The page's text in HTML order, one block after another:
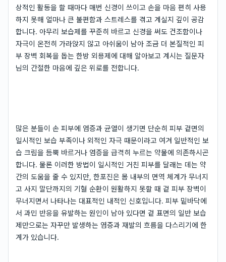
상적인 활동을 할 때마다 매번 신경이 쓰이고 손을 마음 편히 사용
하지 못해 얼마나 큰 불편함과 스트레스를 겪고 계실지 깊이 공감
합니다. 아무리 보습제를 꾸준히 바르고 신경을 써도 건조함이나
자극이 온전히 가라앉지 않고 아쉬움이 남아 조금 더 본질적인 피
부 장벽 회복을 돕는 한방 외용제에 대해 알아보고 계시는 질문자
님의 간절한 마음에 깊은 위로를 전합니다.
많은 분들이 손 피부에 염증과 균열이 생기면 단순히 피부 겉면의
일시적인 보습 부족이나 외적인 자극 때문이라고 여겨 일반적인 보
습 크림을 듬뿍 바르거나 염증을 급격히 누르는 약물에 의존하시곤
합니다. 물론 이러한 방법이 일시적인 거친 피부를 달래는 데는 약
간의 도움을 줄 수 있지만, 한포진은 몸 내부의 면역 체계가 무너지
고 사지 말단까지의 기혈 순환이 원활하지 못할 때 겉 피부 장벽이
무너지면서 나타나는 대표적인 내적인 신호입니다. 피부 밑바닥에
서 과민 반응을 유발하는 원인이 남아 있다면 겉 표면의 일반 보습
제만으로는 자꾸만 발생하는 염증과 재발의 흐름을 다스리기에 한
계가 있습니다.